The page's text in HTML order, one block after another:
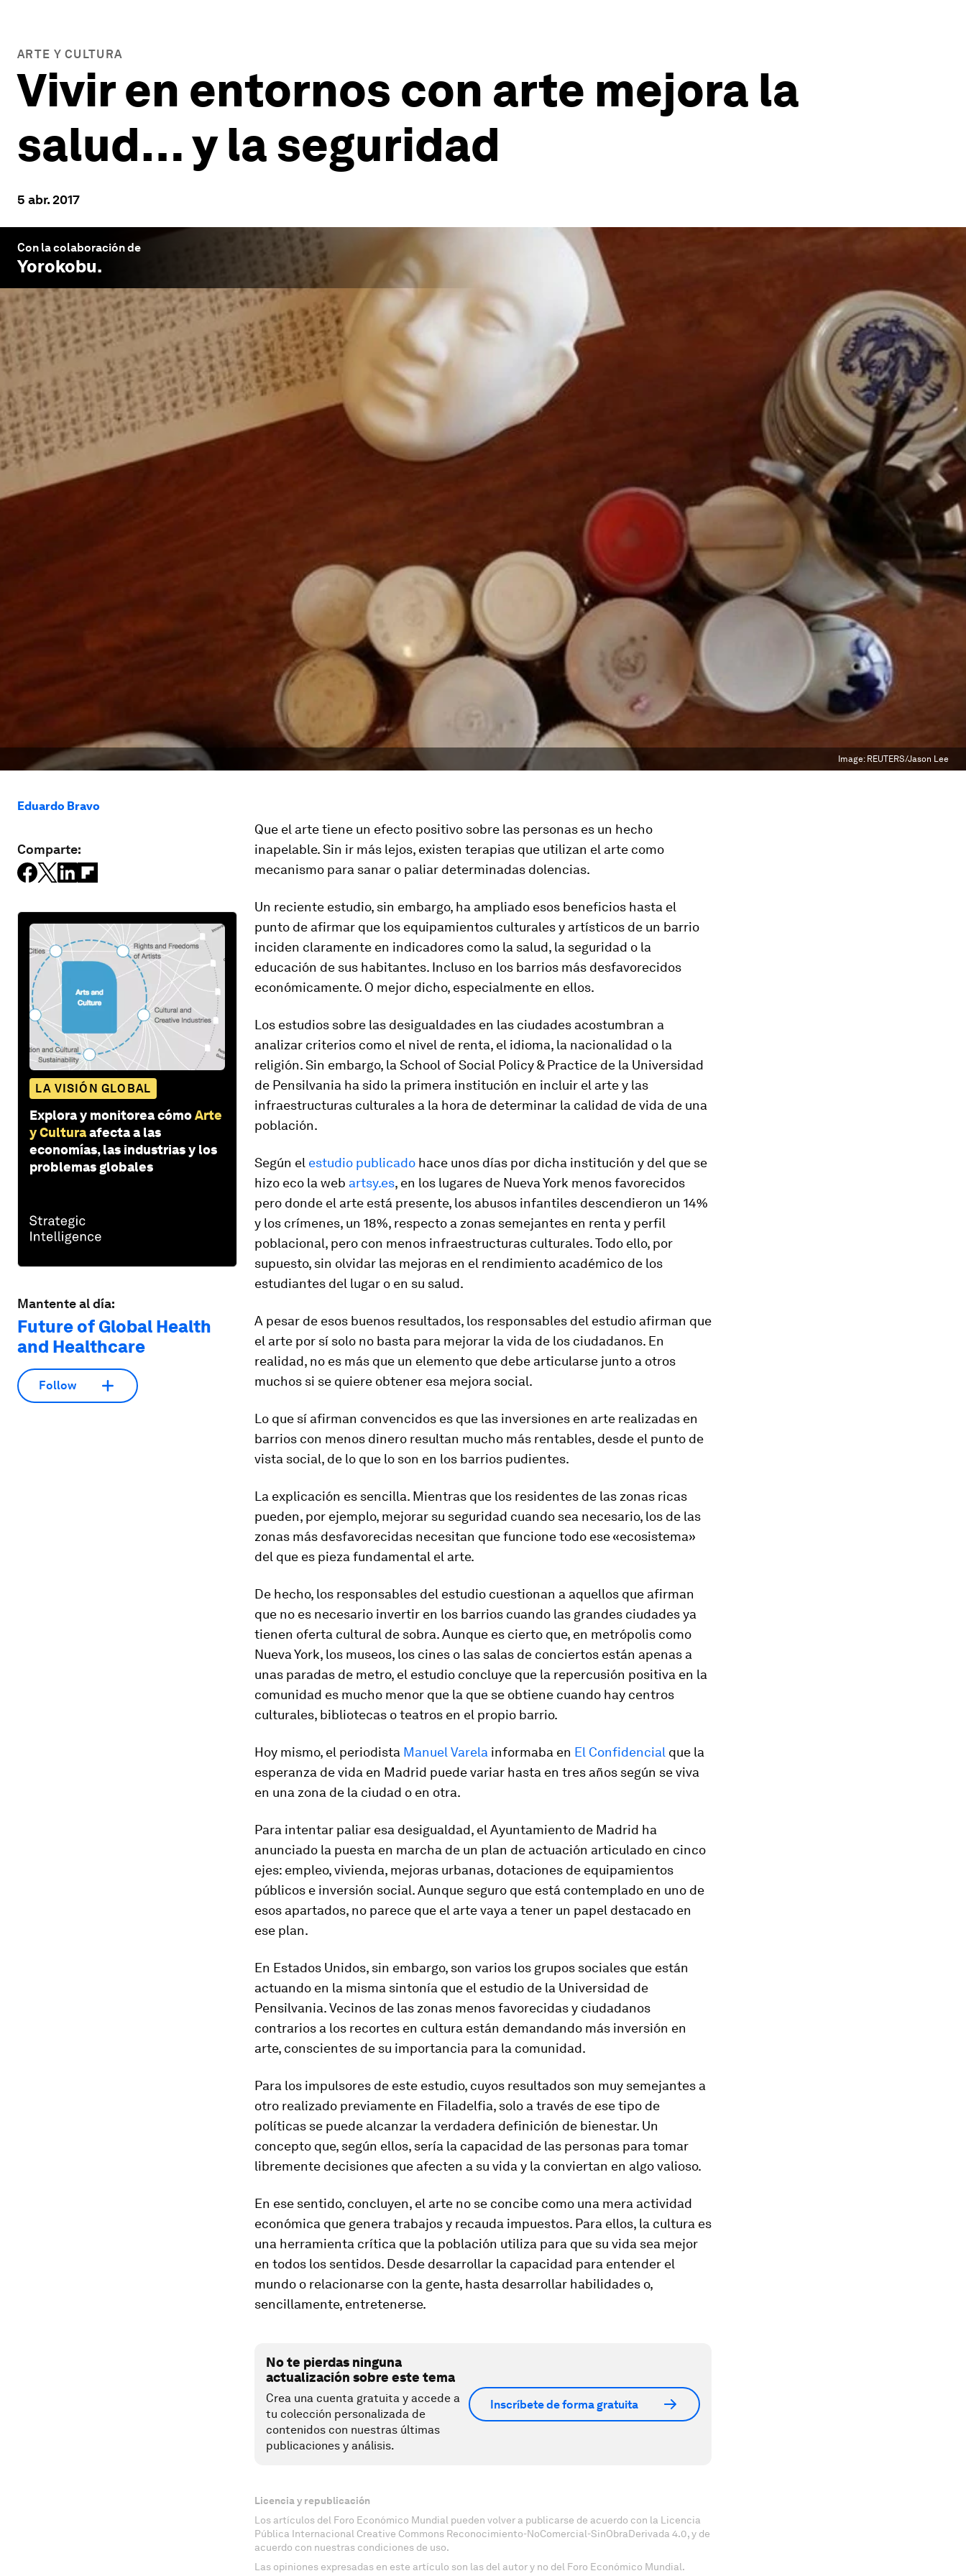
ARTE Y CULTURA
Vivir en entornos con arte mejora la
salud… y la seguridad
5 abr. 2017
Con la colaboración de
Yorokobu.
Image: REUTERS/Jason Lee
Eduardo Bravo
Comparte:
LA VISIÓN GLOBAL
Explora y monitorea cómoArte
y Culturaafecta a las
economías, las industrias y los
problemas globales
Mantente al día:
Future of Global Health
and Healthcare
Follow
Que el arte tiene un efecto positivo sobre las personas es un hecho
inapelable. Sin ir más lejos, existen terapias que utilizan el arte como
mecanismo para sanar o paliar determinadas dolencias.
Un reciente estudio, sin embargo, ha ampliado esos beneficios hasta el
punto de afirmar que los equipamientos culturales y artísticos de un barrio
inciden claramente en indicadores como la salud, la seguridad o la
educación de sus habitantes. Incluso en los barrios más desfavorecidos
económicamente. O mejor dicho, especialmente en ellos.
Los estudios sobre las desigualdades en las ciudades acostumbran a
analizar criterios como el nivel de renta, el idioma, la nacionalidad o la
religión. Sin embargo, la School of Social Policy & Practice de la Universidad
de Pensilvania ha sido la primera institución en incluir el arte y las
infraestructuras culturales a la hora de determinar la calidad de vida de una
población.
Según el estudio publicado hace unos días por dicha institución y del que se
hizo eco la web artsy.es, en los lugares de Nueva York menos favorecidos
pero donde el arte está presente, los abusos infantiles descendieron un 14%
y los crímenes, un 18%, respecto a zonas semejantes en renta y perfil
poblacional, pero con menos infraestructuras culturales. Todo ello, por
supuesto, sin olvidar las mejoras en el rendimiento académico de los
estudiantes del lugar o en su salud.
A pesar de esos buenos resultados, los responsables del estudio afirman que
el arte por sí solo no basta para mejorar la vida de los ciudadanos. En
realidad, no es más que un elemento que debe articularse junto a otros
muchos si se quiere obtener esa mejora social.
Lo que sí afirman convencidos es que las inversiones en arte realizadas en
barrios con menos dinero resultan mucho más rentables, desde el punto de
vista social, de lo que lo son en los barrios pudientes.
La explicación es sencilla. Mientras que los residentes de las zonas ricas
pueden, por ejemplo, mejorar su seguridad cuando sea necesario, los de las
zonas más desfavorecidas necesitan que funcione todo ese «ecosistema»
del que es pieza fundamental el arte.
De hecho, los responsables del estudio cuestionan a aquellos que afirman
que no es necesario invertir en los barrios cuando las grandes ciudades ya
tienen oferta cultural de sobra. Aunque es cierto que, en metrópolis como
Nueva York, los museos, los cines o las salas de conciertos están apenas a
unas paradas de metro, el estudio concluye que la repercusión positiva en la
comunidad es mucho menor que la que se obtiene cuando hay centros
culturales, bibliotecas o teatros en el propio barrio.
Hoy mismo, el periodista Manuel Varela informaba en El Confidencial que la
esperanza de vida en Madrid puede variar hasta en tres años según se viva
en una zona de la ciudad o en otra.
Para intentar paliar esa desigualdad, el Ayuntamiento de Madrid ha
anunciado la puesta en marcha de un plan de actuación articulado en cinco
ejes: empleo, vivienda, mejoras urbanas, dotaciones de equipamientos
públicos e inversión social. Aunque seguro que está contemplado en uno de
esos apartados, no parece que el arte vaya a tener un papel destacado en
ese plan.
En Estados Unidos, sin embargo, son varios los grupos sociales que están
actuando en la misma sintonía que el estudio de la Universidad de
Pensilvania. Vecinos de las zonas menos favorecidas y ciudadanos
contrarios a los recortes en cultura están demandando más inversión en
arte, conscientes de su importancia para la comunidad.
Para los impulsores de este estudio, cuyos resultados son muy semejantes a
otro realizado previamente en Filadelfia, solo a través de ese tipo de
políticas se puede alcanzar la verdadera definición de bienestar. Un
concepto que, según ellos, sería la capacidad de las personas para tomar
libremente decisiones que afecten a su vida y la conviertan en algo valioso.
En ese sentido, concluyen, el arte no se concibe como una mera actividad
económica que genera trabajos y recauda impuestos. Para ellos, la cultura es
una herramienta crítica que la población utiliza para que su vida sea mejor
en todos los sentidos. Desde desarrollar la capacidad para entender el
mundo o relacionarse con la gente, hasta desarrollar habilidades o,
sencillamente, entretenerse.
No te pierdas ninguna
actualización sobre este tema
Crea una cuenta gratuita y accede a
tu colección personalizada de
contenidos con nuestras últimas
publicaciones y análisis.
Inscríbete de forma gratuita
Licencia y republicación
Los artículos del Foro Económico Mundial pueden volver a publicarse de acuerdo con la Licencia
Pública Internacional Creative Commons Reconocimiento-NoComercial-SinObraDerivada 4.0, y de
acuerdo con nuestras condiciones de uso.
Las opiniones expresadas en este artículo son las del autor y no del Foro Económico Mundial.